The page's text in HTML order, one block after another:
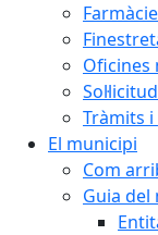
Oficines
Tràmits
El municipi
Com
Guia del